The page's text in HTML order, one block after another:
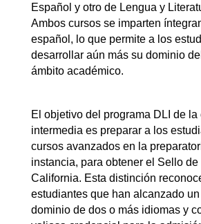
Español y otro de Lengua y
Ambos cursos se imparten
español, lo que permite a los
desarrollar aún más su dominio
ámbito académico.
El objetivo del programa DLI de la
intermedia es preparar a los
cursos avanzados en la
instancia, para obtener el Sello
California. Esta distinción
estudiantes que han alcanzado
dominio de dos o más idiomas y